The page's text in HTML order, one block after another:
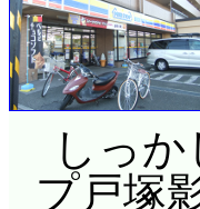
しっ
プ戸塚